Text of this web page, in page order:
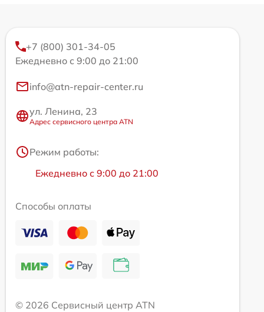
+7 (800) 301-34-05
Ежедневно с 9:00 до 21:00
info@atn-repair-center.ru
ул. Ленина, 23
Адрес сервисного центра ATN
Режим работы:
Ежедневно с 9:00 до 21:00
Способы оплаты
© 2026 Сервисный центр ATN